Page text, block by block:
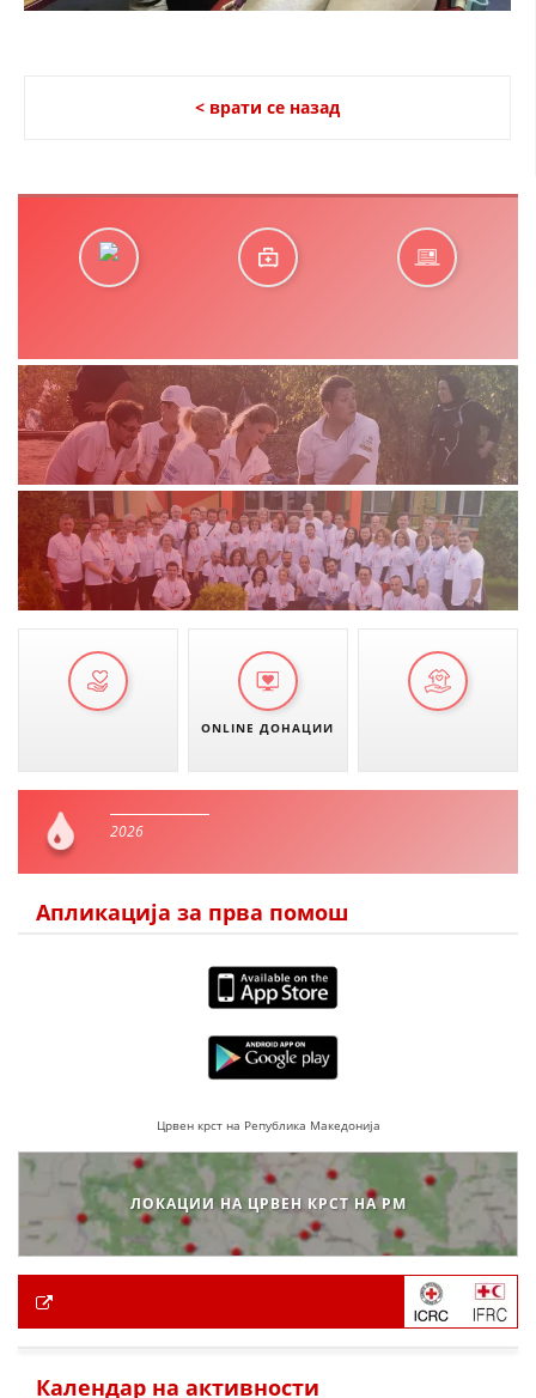
< врати се назад
ONLINE ДОНАЦИИ
2026
Апликација за прва помош
Црвен крст на Република Македонија
ЛОКАЦИИ НА ЦРВЕН КРСТ НА РМ
Календар на активности